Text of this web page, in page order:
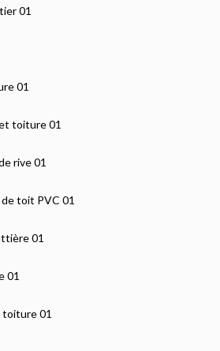
01
01
toiture 01
rive 01
toit PVC 01
01
01
toiture 01